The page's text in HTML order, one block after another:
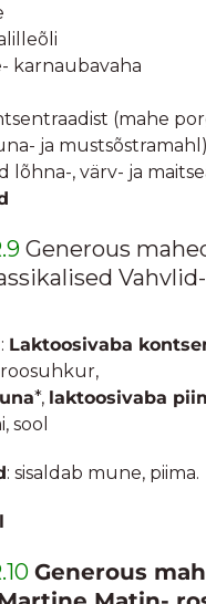
karnaubavaha
(mahe
ja mustsõstramahl)
lõhna-, värv- ja
Generous
Laktoosivaba
*, laktoosivaba
sool
: sisaldab mune, piima.
Generous